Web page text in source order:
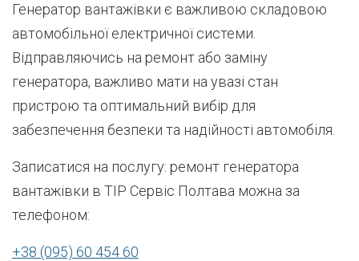
Генератор вантажівки є важливою складовою
автомобільної електричної системи.
Відправляючись на ремонт або заміну
генератора, важливо мати на увазі стан
пристрою та оптимальний вибір для
забезпечення безпеки та надійності автомобіля.
Записатися на послугу: ремонт генератора
вантажівки в ТІР Сервіс Полтава можна за
телефоном:
+38 (095) 60 454 60